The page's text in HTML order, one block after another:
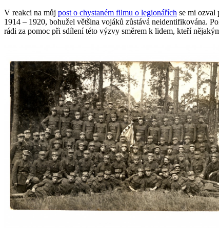
V reakci na můj post o chystaném filmu o legionářích se mi ozval
1914 – 1920, bohužel většina vojáků zůstává neidentifikována.
rádi za pomoc při sdílení této výzvy směrem k lidem, kteří